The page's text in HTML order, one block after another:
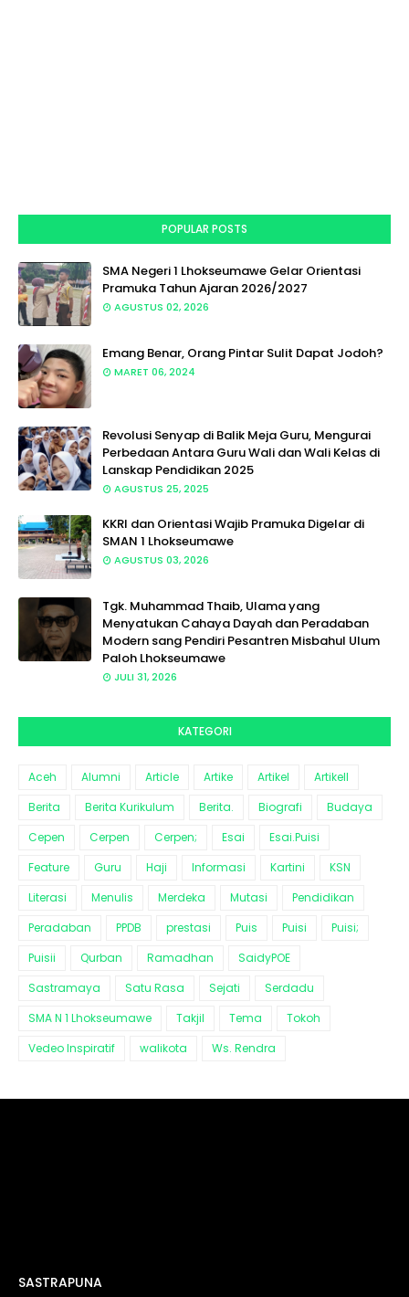
POPULAR POSTS
SMA Negeri 1 Lhokseumawe Gelar Orientasi
Pramuka Tahun Ajaran 2026/2027
AGUSTUS 02, 2026
Emang Benar, Orang Pintar Sulit Dapat Jodoh?
MARET 06, 2024
Revolusi Senyap di Balik Meja Guru, Mengurai
Perbedaan Antara Guru Wali dan Wali Kelas di
Lanskap Pendidikan 2025
AGUSTUS 25, 2025
KKRI dan Orientasi Wajib Pramuka Digelar di
SMAN 1 Lhokseumawe
AGUSTUS 03, 2026
Tgk. Muhammad Thaib, Ulama yang
Menyatukan Cahaya Dayah dan Peradaban
Modern sang Pendiri Pesantren Misbahul Ulum
Paloh Lhokseumawe
JULI 31, 2026
KATEGORI
Aceh Alumni Article Artike Artikel
Artikell
Berita
Berita Kurikulum Berita. Biografi
Budaya
Cepen
Cerpen Cerpen; Esai
Esai.Puisi
Feature
Guru Haji Informasi Kartini
KSN
Literasi
Menulis Merdeka Mutasi
Pendidikan
Peradaban
PPDB prestasi Puis Puisi
Puisi;
Puisii
Qurban Ramadhan
SaidyPOE
Sastramaya
Satu Rasa Sejati
Serdadu
SMA N 1 Lhokseumawe
Takjil Tema
Tokoh
Vedeo Inspiratif
walikota Ws. Rendra
SASTRAPUNA